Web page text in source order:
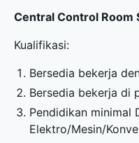
Central Control Room
Kualifikasi:
Bersedia bekerja
Bersedia bekerja di
Pendidikan minimal
Elektro/Mesin/